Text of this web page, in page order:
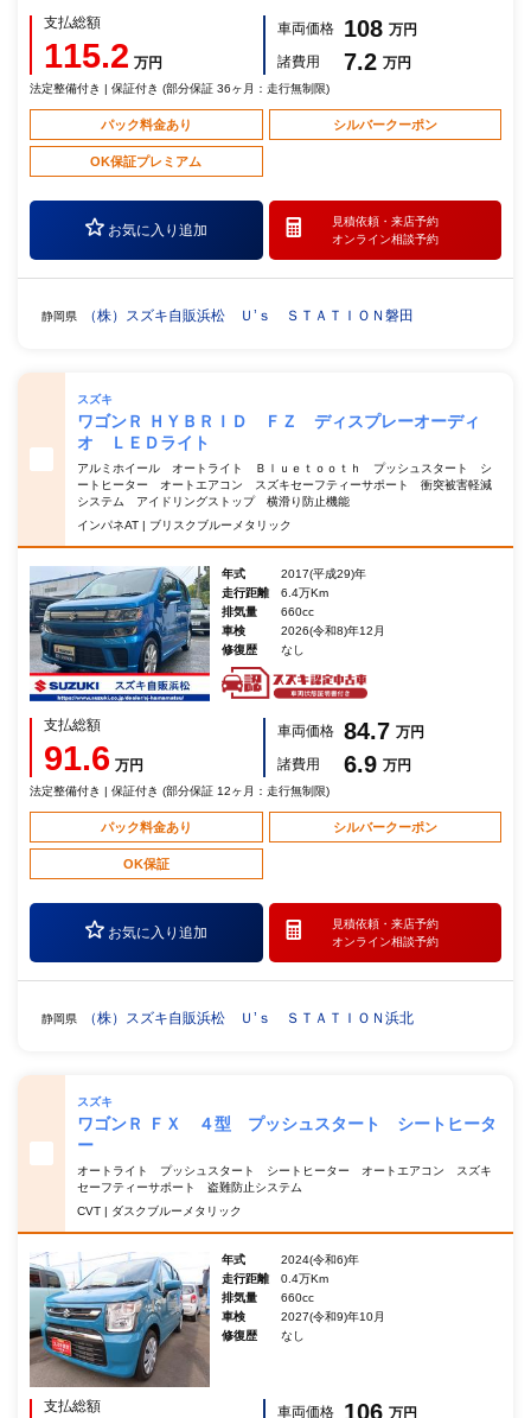
支払総額
115.2 万円
車両価格 108 万円
諸費用
7.2 万円
法定整備付き | 保証付き (部分保証 36ヶ月：走行無制限)
パック料金あり シルバークーポン
OK保証プレミアム
お気に入り追加
見積依頼・ 来店予約
オンライン相談予約
静岡県 （株）スズキ自販浜松 Ｕ’ｓ ＳＴＡＴＩＯＮ磐田
スズキ
ワゴンＲ ＨＹＢＲＩＤ ＦＺ ディスプレーオーディ
オ ＬＥＤライト
アルミホイール オートライト Ｂｌｕｅｔｏｏｔｈ プッシュスタート シ
ートヒーター オートエアコン スズキセーフティーサポート 衝突被害軽減
システム アイドリングストップ 横滑り防止機能
インパネAT | ブリスクブルーメタリック
年式
2017(平成29)年
走行距離
6.4万Km
排気量
660cc
車検
2026(令和8)年12月
修復歴
なし
支払総額
91.6 万円
車両価格 84.7 万円
諸費用
6.9 万円
法定整備付き | 保証付き (部分保証 12ヶ月：走行無制限)
パック料金あり シルバークーポン
OK保証
お気に入り追加
見積依頼・ 来店予約
オンライン相談予約
静岡県 （株）スズキ自販浜松 Ｕ’ｓ ＳＴＡＴＩＯＮ浜北
スズキ
ワゴンＲ ＦＸ ４型 プッシュスタート シートヒータ
ー
オートライト プッシュスタート シートヒーター オートエアコン スズキ
セーフティーサポート 盗難防止システム
CVT | ダスクブルーメタリック
年式
2024(令和6)年
走行距離
0.4万Km
排気量
660cc
車検
2027(令和9)年10月
修復歴
なし
支払総額 車両価格 106 万円